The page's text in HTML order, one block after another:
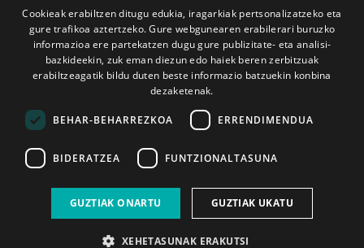
2026ko eka. 1a 2026ko mar. 1a
Cookieak erabiltzen ditugu edukia, iragarkiak pertsonalizatzeko eta
gure trafikoa aztertzeko. Gure webgunearen erabilerari buruzko
informazioa ere partekatzen dugu gure publizitate- eta analisi-
bazkideekin, zuk eman diezun edo haiek beren zerbitzuak
erabiltzeagatik bildu duten beste informazio batzuekin konbina
dezaketenak.
BEHAR-BEHARREZKOA ERRENDIMENDUA
BIDERATZEA FUNTZIONALTASUNA
GUZTIAK ONARTU GUZTIAK UKATU
XEHETASUNAK ERAKUTSI